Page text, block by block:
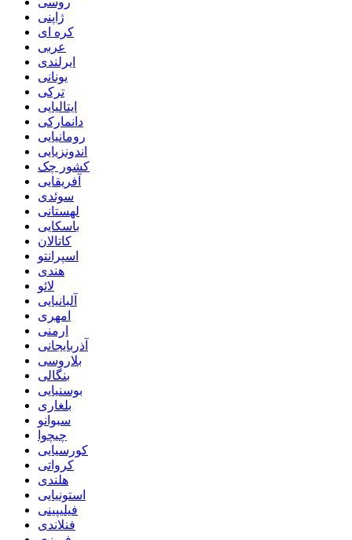
ژاپنی
کره ای
عربی
ایرلندی
یونانی
ترکی
ایتالیایی
دانمارکی
رومانیایی
اندونزیایی
کشور چک
آفریقایی
سوئدی
لهستانی
باسکایی
کاتالان
اسپرانتو
هندی
لائو
آلبانیایی
امهری
ارمنی
آذربایجانی
بلاروسی
بنگالی
بوسنیایی
بلغاری
سبوانو
چیچوا
کورسیایی
کرواتی
هلندی
استونیایی
فیلیپینی
فنلاندی